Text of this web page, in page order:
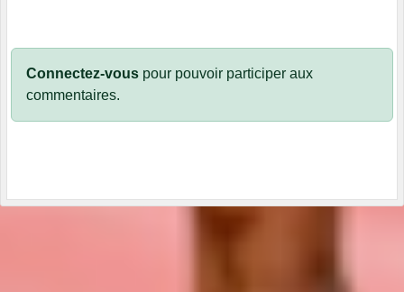
Connectez-vous pour pouvoir participer aux
commentaires.